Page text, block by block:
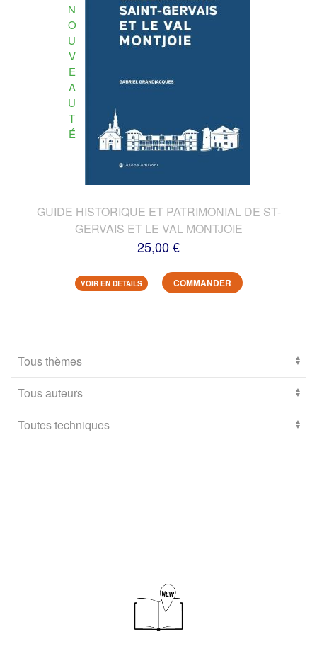
N
O
U
V
E
A
U
T
É
GUIDE HISTORIQUE ET PATRIMONIAL DE ST-
GERVAIS ET LE VAL MONTJOIE
25,00 €
VOIR EN DETAILS COMMANDER